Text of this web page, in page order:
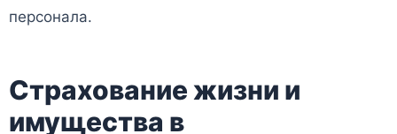
персонала.
Страхование жизни и
имущества в